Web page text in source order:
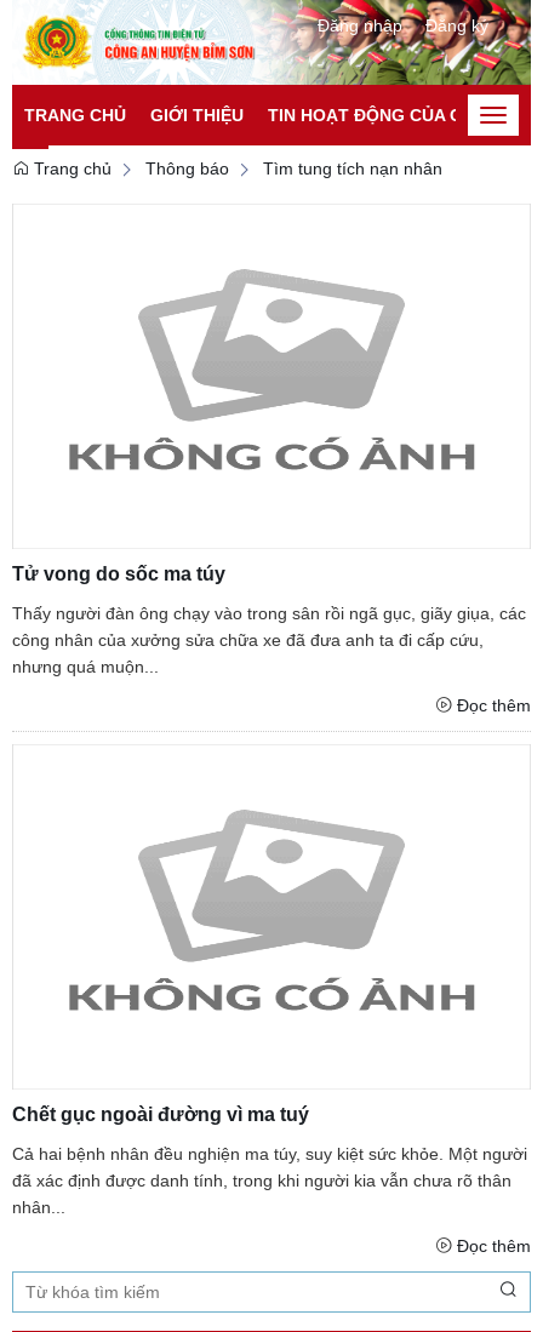
Đăng nhập Đăng ký
TRANG CHỦ GIỚI THIỆU TIN HOẠT ĐỘNG CỦA CATPToggle
Trang chủ
Thông báo Tìm tung tích nạn nhân
Tử vong do sốc ma túy
Thấy người đàn ông chạy vào trong sân rồi ngã gục, giãy giụa, các
công nhân của xưởng sửa chữa xe đã đưa anh ta đi cấp cứu,
nhưng quá muộn...
Đọc thêm
Chết gục ngoài đường vì ma tuý
Cả hai bệnh nhân đều nghiện ma túy, suy kiệt sức khỏe. Một người
đã xác định được danh tính, trong khi người kia vẫn chưa rõ thân
nhân...
Đọc thêm